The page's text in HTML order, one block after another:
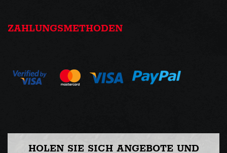
ZAHLUNGSMETHODEN
HOLEN SIE SICH ANGEBOTE UND